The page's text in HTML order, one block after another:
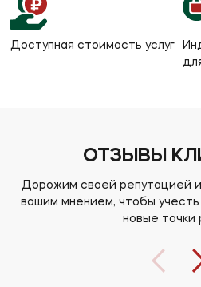
Доступная стоимость услуг
ОТЗЫВЫ
Дорожим своей репутацией
вашим мнением, чтобы
новые точки